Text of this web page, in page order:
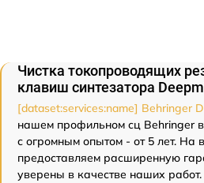
Чистка токопроводящих
клавиш синтезатора
[dataset:services:name] Behringer
нашем профильном сц Behringer
с огромным опытом - от 5 лет. На
предоставляем расширенную
уверены в качестве наших